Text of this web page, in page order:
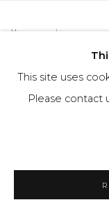
Manage cookies
COPYRIGHT © 2026
SITE BY ARTLOGIC
This site uses
Please contact